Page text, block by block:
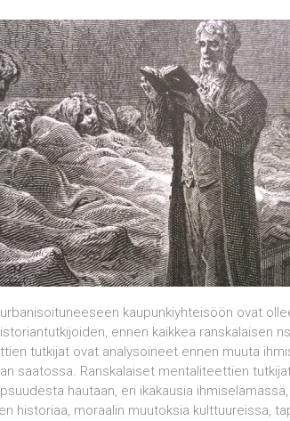
kaupunkiyhteisöön ovat
ennen kaikkea ranskalaisen
tutkijat ovat analysoineet ennen muuta
saatossa. Ranskalaiset mentaliteettien
hautaan, eri ikäkausia
historiaa, moraalin muutoksia kulttuureissa,